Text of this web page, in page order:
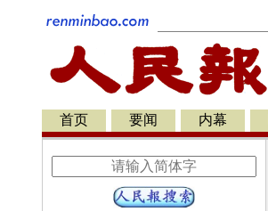
首页 要闻 内幕